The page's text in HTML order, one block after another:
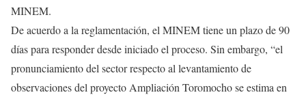
MINEM.
De acuerdo a la reglamentación, el MINEM tiene un plazo de 90
días para responder desde iniciado el proceso. Sin embargo, “el
pronunciamiento del sector respecto al levantamiento de
observaciones del proyecto Ampliación Toromocho se estima en